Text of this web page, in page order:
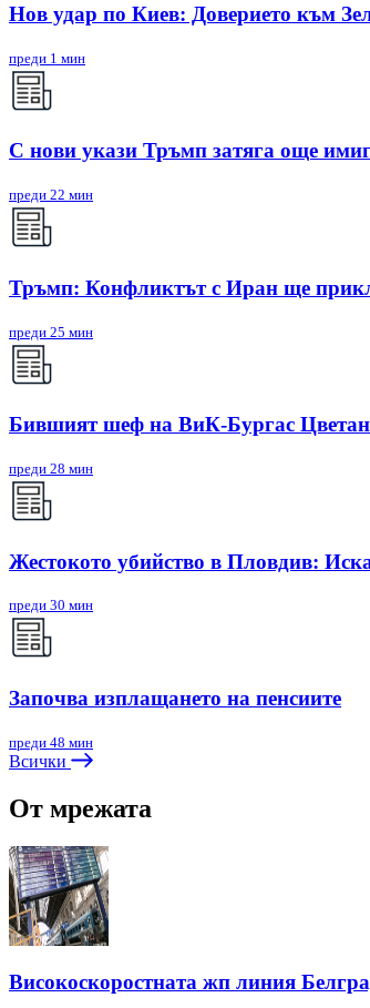
Нов удар по Киев: Доверието към
преди 1 мин
С нови укази Тръмп затяга още
преди 22 мин
Тръмп: Конфликтът с Иран ще
преди 25 мин
Бившият шеф на ВиК-Бургас Цветан
преди 28 мин
Жестокото убийство в Пловдив:
преди 30 мин
Започва изплащането на пенсиите
преди 48 мин
Всички
От мрежата
Високоскоростната жп линия